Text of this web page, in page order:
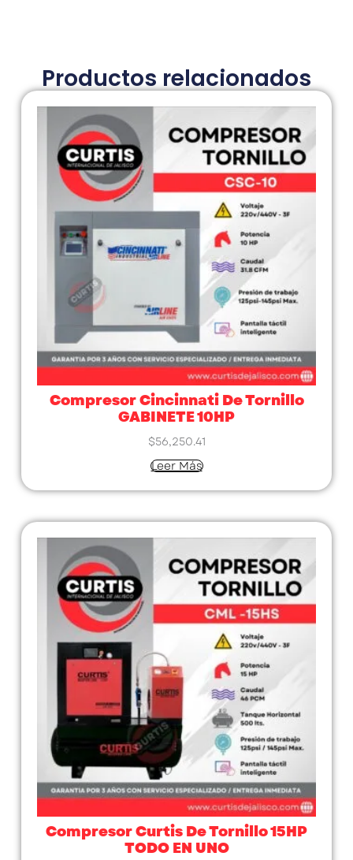
Productos relacionados
Compresor Cincinnati De Tornillo
GABINETE 10HP
$56,250.41
Leer Más
Compresor Curtis De Tornillo 15HP
TODO EN UNO